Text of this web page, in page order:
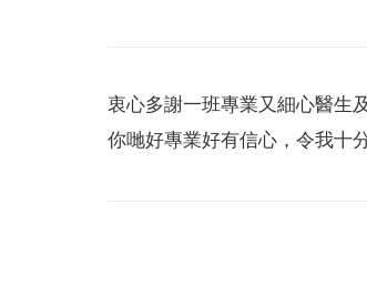
衷心多謝一班專業又細心醫生
你哋好專業好有信心，令我十